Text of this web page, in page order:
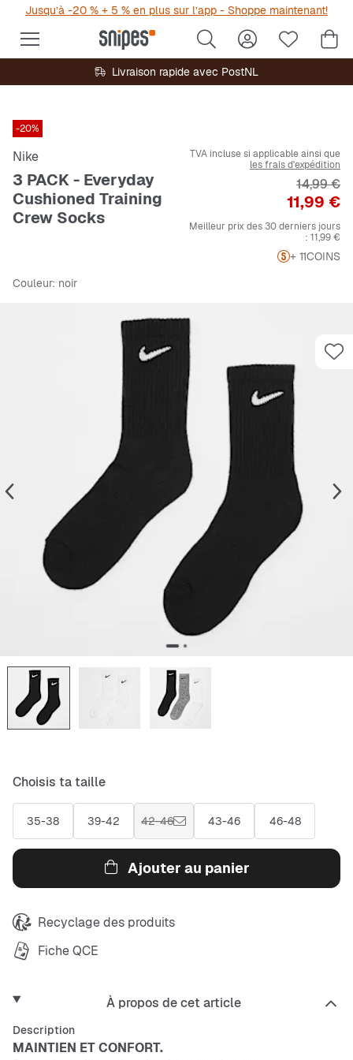
Jusqu’à -20 % + 5 % en plus sur l’app - Shoppe maintenant!
Livraison rapide avec PostNL
-20%
Nike
3 PACK - Everyday
Cushioned Training
Crew Socks
TVA incluse si applicable ainsi que
les frais d'expédition
Prix
11,99 €
Prix
14,99 €
Meilleur prix des 30 derniers jours
: 11,99 €
+ 11COINS
Couleur: noir
Choisis ta taille
35-38 39-42 42-46 43-46 46-48
Ajouter au panier
Recyclage des produits
Fiche QCE
À propos de cet article
Description
MAINTIEN ET CONFORT.